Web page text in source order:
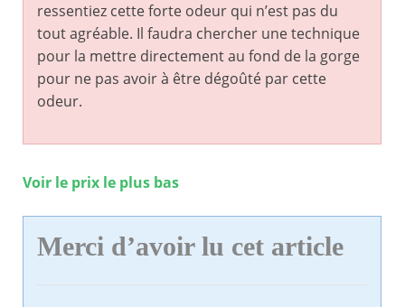
ressentiez cette forte odeur qui n’est pas du
tout agréable. Il faudra chercher une technique
pour la mettre directement au fond de la gorge
pour ne pas avoir à être dégoûté par cette
odeur.
Voir le prix le plus bas
Merci d’avoir lu cet article